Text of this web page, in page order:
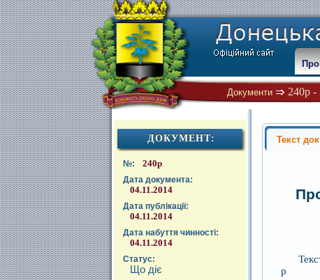
Документи 240р -
ДОКУМЕНТ:
№: 240р
Дата документа:
04.11.2014
Дата публікації:
04.11.2014
Дата набуття чинності:
04.11.2014
Статус:
Що діє
Текст
р